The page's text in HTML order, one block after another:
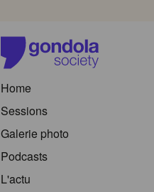
Home
Sessions
Galerie photo
Podcasts
L'actu